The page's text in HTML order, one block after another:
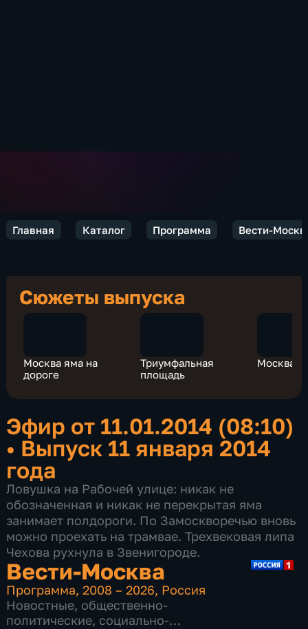
Главная Каталог Программа Вести-
Сюжеты выпуска
Москва яма на
дороге
Триумфальная
площадь
Москва
Эфир от 11.01.2014 (08:10)
• Выпуск 11 января 2014
года
Ловушка на Рабочей улице: никак не
обозначенная и никак не перекрытая яма
занимает полдороги. По Замоскворечью вновь
можно проехать на трамвае. Трехвековая липа
Чехова рухнула в Звенигороде.
Вести-Москва
Программа,2008 – 2026, Россия
Новостные, общественно-
политические, социально-